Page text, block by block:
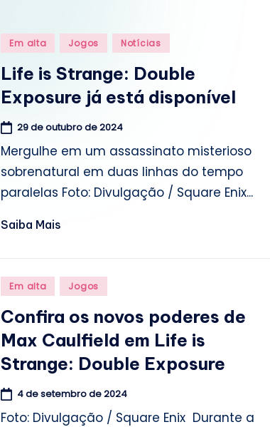
m
.
b
Posted
Em alta Jogos Notícias
Life is Strange: Double
Exposure já está disponível
29 de outubro de 2024
Mergulhe em um assassinato misterioso
sobrenatural em duas linhas do tempo
paralelas Foto: Divulgação / Square Enix...
Saiba Mais
Posted
Em alta Jogos
Confira os novos poderes de
Max Caulfield em Life is
Strange: Double Exposure
4 de setembro de 2024
Foto: Divulgação / Square Enix Durante a